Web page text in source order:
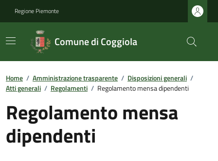
Regione Piemonte
Comune di Coggiola
Home / Amministrazione trasparente / Disposizioni generali /
Atti generali / Regolamenti / Regolamento mensa dipendenti
Regolamento mensa
dipendenti